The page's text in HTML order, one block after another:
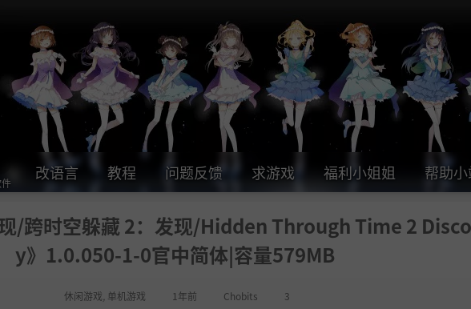
改语言 教程 问题反馈 求游戏 福利小姐姐 帮助
现/跨时空躲藏 2：发现/Hidden Through Time 2
y》1.0.050-1-0官中简体|容量579MB
休闲游戏 单机游戏 1年前 Chobits 3